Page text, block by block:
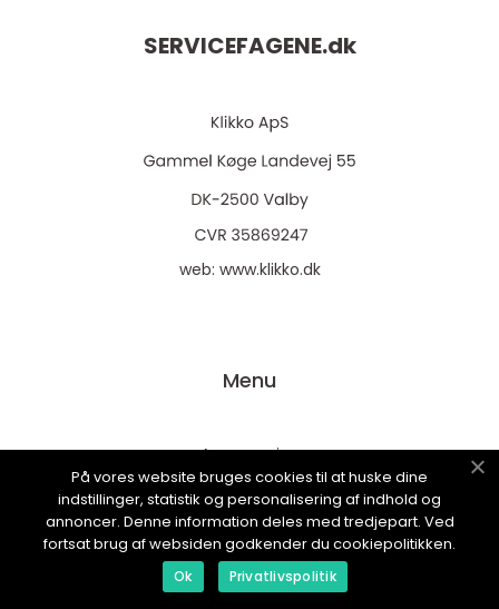
SERVICEFAGENE.dk
web: www.klikko.dk
Menu
Annoncering
Om os
Cookies
Kontakt os
Sitemap
På vores website bruges cookies til at huske dine
indstillinger, statistik og personalisering af indhold og
annoncer. Denne information deles med tredjepart. Ved
fortsat brug af websiden godkender du cookiepolitikken.
Ok Privatlivspolitik